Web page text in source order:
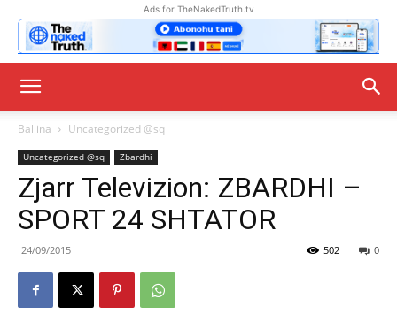
Ads for TheNakedTruth.tv
Ballina Uncategorized @sq
Uncategorized @sq Zbardhi
Zjarr Televizion: ZBARDHI –
SPORT 24 SHTATOR
24/09/2015 0
502